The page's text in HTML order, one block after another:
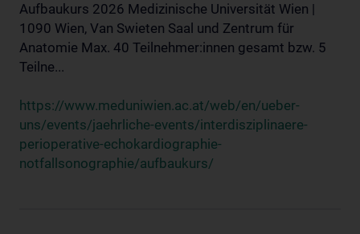
Aufbaukurs 2026 Medizinische Universität Wien |
1090 Wien, Van Swieten Saal und Zentrum für
Anatomie Max. 40 Teilnehmer:innen gesamt bzw. 5
Teilne...
https://www.meduniwien.ac.at/web/en/ueber-
uns/events/jaehrliche-events/interdisziplinaere-
perioperative-echokardiographie-
notfallsonographie/aufbaukurs/